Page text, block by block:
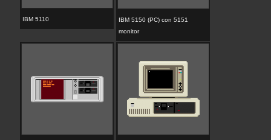
IBM 5110
IBM 5150 (PC) con 5151
monitor